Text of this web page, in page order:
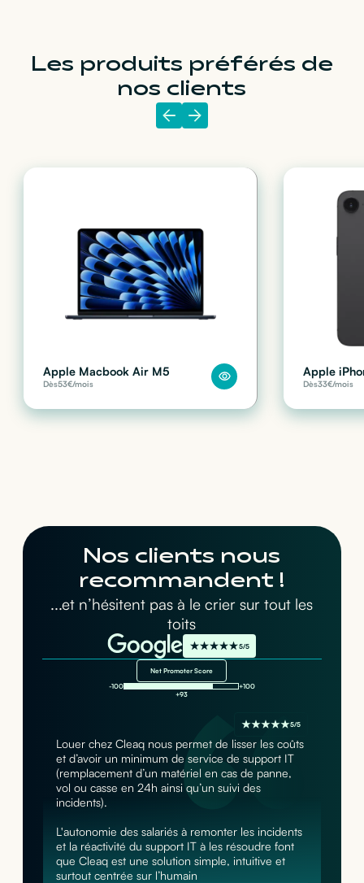
Les produits préférés de
nos clients
Apple Macbook Air M5
Dès53€/mois
Apple
Dès33€/mois
Nos clients nous
recommandent !
...et n’hésitent pas à le crier sur tout les
toits
5/5
Net Promoter Score
-100
+100
+93
5/5
Louer chez Cleaq nous permet de lisser les coûts
et d’avoir un minimum de service de support IT
(remplacement d’un matériel en cas de panne,
vol ou casse en 24h ainsi qu’un suivi des
incidents).
L'autonomie des salariés à remonter les incidents
et la réactivité du support IT à les résoudre font
que Cleaq est une solution simple, intuitive et
surtout centrée sur l’humain